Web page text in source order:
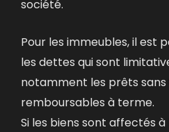
société.
Pour les immeubles, il est
les dettes qui sont
notamment les prêts
remboursables à terme.
Si les biens sont affectés à